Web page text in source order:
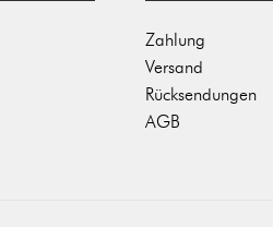
Zahlung
Versand
Rücksendungen
AGB